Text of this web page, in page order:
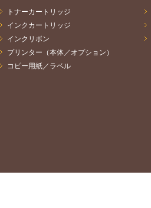
トナーカートリッジ
インクカートリッジ
インクリボン
プリンター（本体／オプション）
コピー用紙／ラベル